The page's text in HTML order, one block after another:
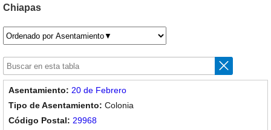
Chiapas
20 de Febrero
Colonia
29968